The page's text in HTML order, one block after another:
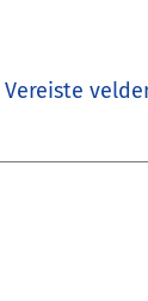
Vereiste